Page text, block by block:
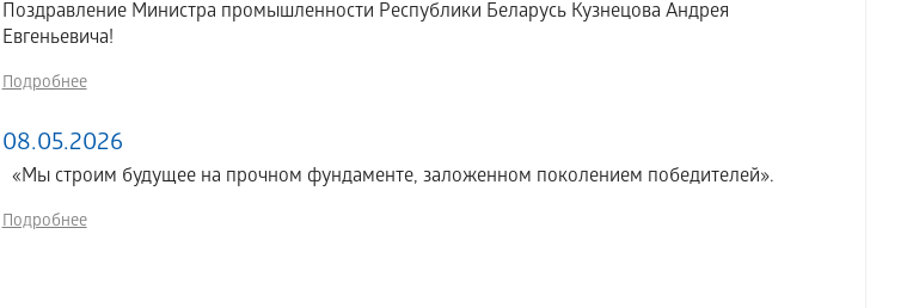
Поздравление Министра промышленности Республики Беларусь Кузнецова Андрея
Евгеньевича!
Подробнее
08.05.2026
«Мы строим будущее на прочном фундаменте, заложенном поколением победителей».
Подробнее